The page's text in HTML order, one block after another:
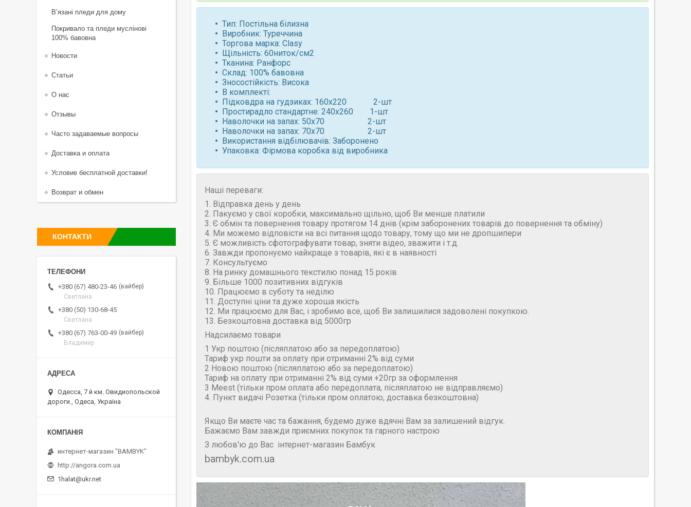
Тип: Постільна білизна
Виробник: Туреччина
Торгова марка: Clasy
Щільність: 60ниток/см2
Тканина: Ранфорс
Склад: 100% бавовна
Зносостійкість: Висока
В комплекті:
Підковдра на гудзиках: 160x220 2-шт
Простирадло стандартне: 240x260 1-шт
Наволочки на запах: 50x70 2-шт
Наволочки на запах: 70x70 2-шт ⠀
Використання відбілювачів: Заборонено
Упаковка: Фірмова коробка від виробника
Наші переваги:
1. Відправка день у день
2. Пакуємо у свої коробки, максимально щільно, щоб Ви менше платили
3. Є обмін та повернення товару протягом 14 днів (крім заборонених товарів до повернення та обміну)
4. Ми можемо відповісти на всі питання щодо товару, тому що ми не дропшипери
5. Є можливість сфотографувати товар, зняти відео, зважити і т.д.
6. Завжди пропонуємо найкраще з товарів, які є в наявності
7. Консультуємо
8. На ринку домашнього текстилю понад 15 років
9. Більше 1000 позитивних відгуків
10. Працюємо в суботу та неділю
11. Доступні ціни та дуже хороша якість
12. Ми працюємо для Вас, і зробимо все, щоб Ви залишилися задоволені покупкою.
13. Безкоштовна доставка від 5000гр
Надсилаємо товари
1 Укр поштою (пiсляплатою або за передоплатою)
Тариф укр пошти за оплату при отриманні 2% від суми
2 Новою поштою (пiсляплатою або за передоплатою)
Тариф на оплату при отриманні 2% від суми +20гр за оформлення
3 Meest (тільки пром оплата або передоплата, післяплатою не відправляємо)
4. Пункт видачі Розетка (тільки пром оплатою, доставка безкоштовна)
Якщо Ви маєте час та бажання, будемо дуже вдячні Вам за залишений відгук.
Бажаємо Вам завжди приємних покупок та гарного настрою
З любов'ю до Вас інтернет-магазин Бамбук
bambyk.com.ua
В’язані пледи для дому
Покривало та пледи муслінові
100% бавовна
Новости
Статьи
О нас
Отзывы
Часто задаваемые вопросы
Доставка и оплата
Условие бесплатной доставки!
Возврат и обмен
КОНТАКТИ
+380 (67) 480-23-46
вайбер
Светлана
+380 (50) 130-68-45
Светлана
+380 (67) 763-00-49
вайбер
Владимир
Одесса, 7 й км. Овидиопольской
дороги., Одеса, Україна
интернет-магазин "BAMBYK"
http://angora.com.ua
1halat@ukr.net